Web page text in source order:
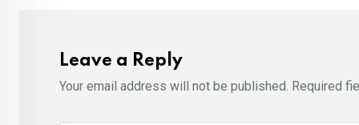
Leave a Reply
Your email address will not be published. Required